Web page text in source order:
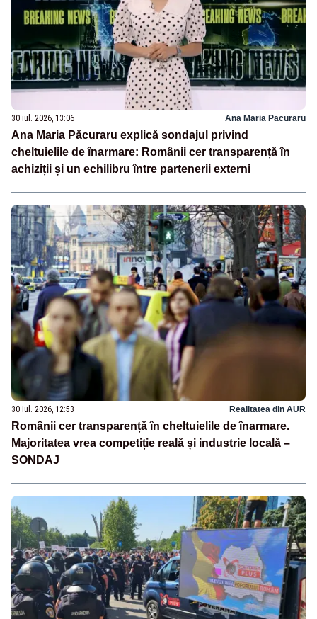
30 iul. 2026, 13:06 Ana Maria Pacuraru
Ana Maria Păcuraru explică sondajul privind
cheltuielile de înarmare: Românii cer transparență în
achiziții și un echilibru între partenerii externi
30 iul. 2026, 12:53 Realitatea din AUR
Românii cer transparență în cheltuielile de înarmare.
Majoritatea vrea competiție reală și industrie locală –
SONDAJ